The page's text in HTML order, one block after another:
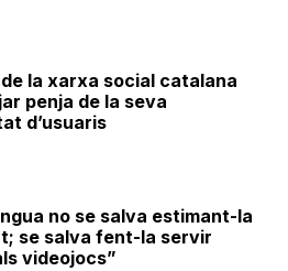
la xarxa social catalana
penja de la seva
d’usuaris
no se salva estimant-la
se salva fent-la servir
videojocs”